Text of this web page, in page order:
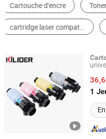
Autres Imprimantes & Fournitures pour Imprimantes
Puce d'Imprimante
1
Jiangxi Kilider Technology
Guangdong, China